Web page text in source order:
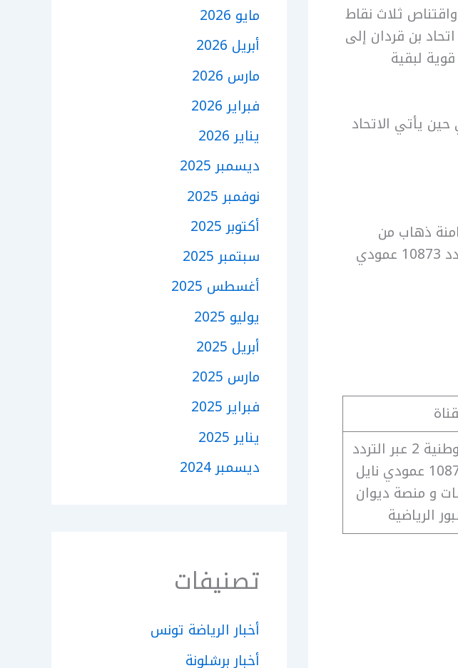
ثلاث نقاط
بن قردان إلى
لبقية
برصيد 13 نقطة من 7 جولات، في حين يأتي الاتحاد
ذهاب من
عبر التردد 10873 عمودي
الوطنية 2 عبر التردد
10873 عمودي نايل
و منصة ديوان
الرياضية
مايو 2026
أبريل 2026
مارس 2026
فبراير 2026
يناير 2026
ديسمبر 2025
نوفمبر 2025
أكتوبر 2025
سبتمبر 2025
أغسطس 2025
يوليو 2025
أبريل 2025
مارس 2025
فبراير 2025
يناير 2025
ديسمبر 2024
تصنيفات
أخبار الرياضة تونس
أخبار برشلونة